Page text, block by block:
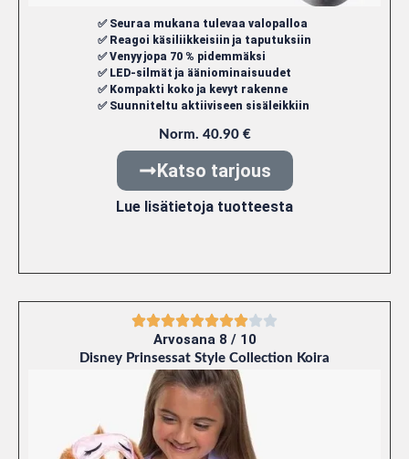
✅ Seuraa mukana tulevaa valopalloa
✅ Reagoi käsiliikkeisiin ja taputuksiin
✅ Venyy jopa 70 % pidemmäksi
✅ LED-silmät ja ääniominaisuudet
✅ Kompakti koko ja kevyt rakenne
✅ Suunniteltu aktiiviseen sisäleikkiin
Norm. 40.90 €
Katso tarjous
Lue lisätietoja tuotteesta
Arvosana 8 / 10
Disney Prinsessat Style Collection Koira